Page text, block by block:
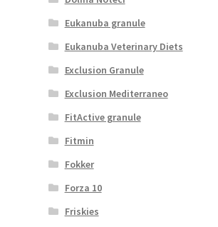
Eukanuba granule
Eukanuba Veterinary Diets
Exclusion Granule
Exclusion Mediterraneo
FitActive granule
Fitmin
Fokker
Forza 10
Friskies